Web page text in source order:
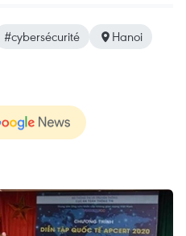
#cybersécurité Hanoi